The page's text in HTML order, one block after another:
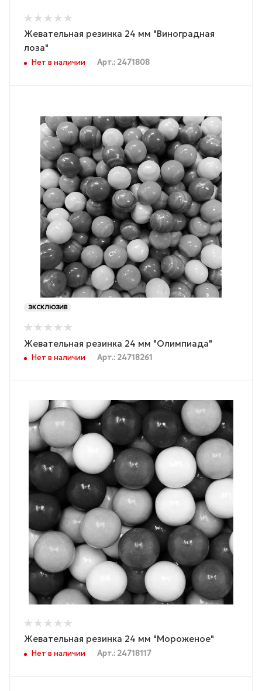
Жевательная резинка 24 мм "Виноградная
лоза"
Нет в наличии Арт.: 2471808
ЭКСКЛЮЗИВ
Жевательная резинка 24 мм "Олимпиада"
Нет в наличии Арт.: 24718261
Жевательная резинка 24 мм "Мороженое"
Нет в наличии Арт.: 24718117